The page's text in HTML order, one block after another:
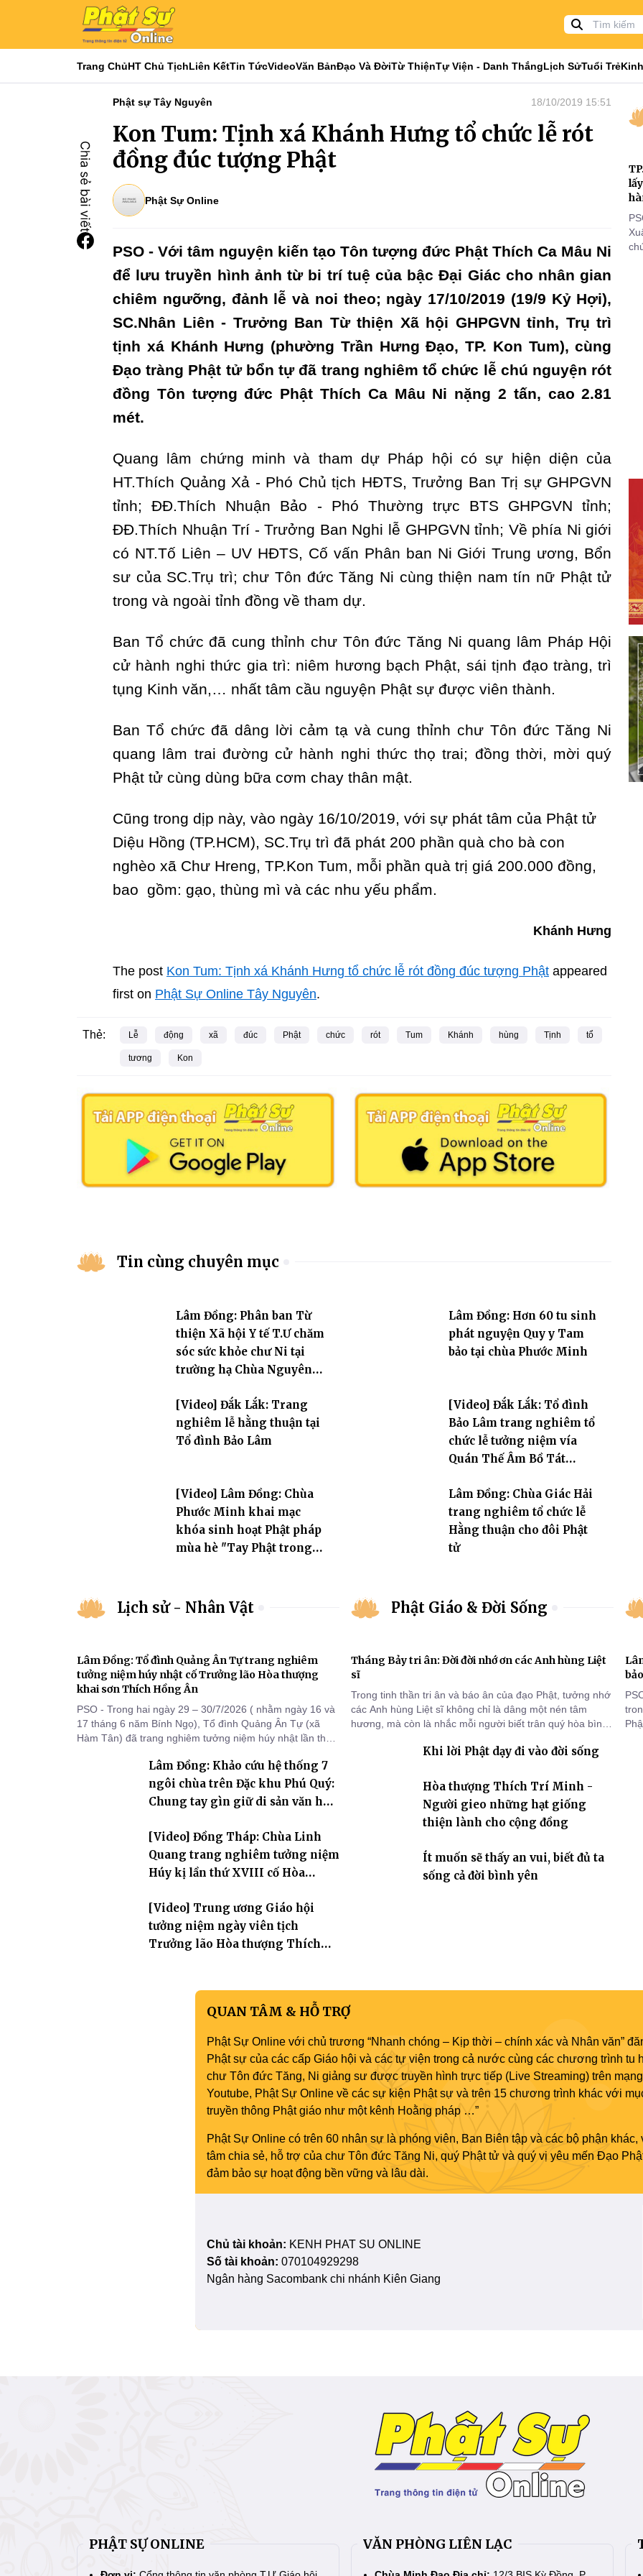
Trang ChủHT Chủ TịchLiên KếtTin TứcVideoVăn BảnĐạo Và ĐờiTừ ThiệnTự Viện - Danh ThắngLịch SửTuổi Trẻ
Phật sự Tây Nguyên 18/10/2019 15:51
Kon Tum: Tịnh xá Khánh Hưng tổ chức lễ rót
đồng đúc tượng Phật
Phật Sự Online
PSO - Với tâm nguyện kiến tạo Tôn tượng đức Phật Thích Ca Mâu Ni
để lưu truyền hình ảnh từ bi trí tuệ của bậc Đại Giác cho nhân gian
chiêm ngưỡng, đảnh lễ và noi theo; ngày 17/10/2019 (19/9 Kỷ Hợi),
SC.Nhân Liên - Trưởng Ban Từ thiện Xã hội GHPGVN tỉnh, Trụ trì
tịnh xá Khánh Hưng (phường Trần Hưng Đạo, TP. Kon Tum), cùng
Đạo tràng Phật tử bổn tự đã trang nghiêm tổ chức lễ chú nguyện rót
đồng Tôn tượng đức Phật Thích Ca Mâu Ni nặng 2 tấn, cao 2.81
mét.
Quang lâm chứng minh và tham dự Pháp hội có sự hiện diện của
HT.Thích Quảng Xả - Phó Chủ tịch HĐTS, Trưởng Ban Trị sự GHPGVN
tỉnh; ĐĐ.Thích Nhuận Bảo - Phó Thường trực BTS GHPGVN tỉnh;
ĐĐ.Thích Nhuận Trí - Trưởng Ban Nghi lễ GHPGVN tỉnh; Về phía Ni giới
có NT.Tố Liên – UV HĐTS, Cố vấn Phân ban Ni Giới Trung ương, Bổn
sư của SC.Trụ trì; chư Tôn đức Tăng Ni cùng thiện nam tín nữ Phật tử
trong và ngoài tỉnh đồng về tham dự.
Ban Tổ chức đã cung thỉnh chư Tôn đức Tăng Ni quang lâm Pháp Hội
cử hành nghi thức gia trì: niêm hương bạch Phật, sái tịnh đạo tràng, trì
tụng Kinh văn,… nhất tâm cầu nguyện Phật sự được viên thành.
Ban Tổ chức đã dâng lời cảm tạ và cung thỉnh chư Tôn đức Tăng Ni
quang lâm trai đường cử hành nghi thức thọ trai; đồng thời, mời quý
Phật tử cùng dùng bữa cơm chay thân mật.
Cũng trong dịp này, vào ngày 16/10/2019, với sự phát tâm của Phật tử
Diệu Hồng (TP.HCM), SC.Trụ trì đã phát 200 phần quà cho bà con
nghèo xã Chư Hreng, TP.Kon Tum, mỗi phần quà trị giá 200.000 đồng,
bao gồm: gạo, thùng mì và các nhu yếu phẩm.
Khánh Hưng
The post Kon Tum: Tịnh xá Khánh Hưng tổ chức lễ rót đồng đúc tượng Phật appeared
first on Phật Sự Online Tây Nguyên.
Thẻ: Lễ động xã đúc Phật chức rót Tum Khánh hùng Tịnh tổ
tương Kon
Tin cùng chuyên mục
Lâm Đồng: Phân ban Từ
thiện Xã hội Y tế T.Ư chăm
sóc sức khỏe chư Ni tại
trường hạ Chùa Nguyên
Lâm Đồng: Hơn 60 tu sinh
phát nguyện Quy y Tam
bảo tại chùa Phước Minh
[Video] Đắk Lắk: Trang
nghiêm lễ hằng thuận tại
Tổ đình Bảo Lâm
[Video] Đắk Lắk: Tổ đình
Bảo Lâm trang nghiêm tổ
chức lễ tưởng niệm vía
Quán Thế Âm Bồ Tát
bảo
[Video] Lâm Đồng: Chùa
Phước Minh khai mạc
khóa sinh hoạt Phật pháp
mùa hè "Tay Phật trong
Lâm Đồng: Chùa Giác Hải
trang nghiêm tổ chức lễ
Hằng thuận cho đôi Phật
tử
Lịch sử - Nhân Vật
Lâm Đồng: Tổ đình Quảng Ân Tự trang nghiêm
tưởng niệm húy nhật cố Trưởng lão Hòa thượng
khai sơn Thích Hồng Ân
PSO - Trong hai ngày 29 – 30/7/2026 ( nhằm ngày 16 và
17 tháng 6 năm Bính Ngọ), Tổ đình Quảng Ân Tự (xã
Hàm Tân) đã trang nghiêm tưởng niệm húy nhật lần thứ
hạ Ân – bậc khai sơn Tổ đình Quảng Ân. Chư Tôn đức
Tăng Ni, môn đồ pháp quyến cùng đông đảo thiện tín
Phật tử đã đồng vân tập về đạo tràng, th
Lâm Đồng: Khảo cứu hệ thống 7
ngôi chùa trên Đặc khu Phú Quý:
Chung tay gìn giữ di sản văn hóa
[Video] Đồng Tháp: Chùa Linh
Quang trang nghiêm tưởng niệm
Húy kị lần thứ XVIII cố Hòa
[Video] Trung ương Giáo hội
tưởng niệm ngày viên tịch
Trưởng lão Hòa thượng Thích
Phật Giáo & Đời Sống
Tháng Bảy tri ân: Đời đời nhớ ơn các Anh hùng Liệt
sĩ
Trong tinh thần tri ân và báo ân của đạo Phật, tưởng nhớ
các Anh hùng Liệt sĩ không chỉ là dâng một nén tâm
hương, mà còn là nhắc mỗi người biết trân quý hòa bình,
Khi lời Phật dạy đi vào đời sống
Hòa thượng Thích Trí Minh -
Người gieo những hạt giống
thiện lành cho cộng đồng
Ít muốn sẽ thấy an vui, biết đủ ta
sống cả đời bình yên
QUAN TÂM & HỖ TRỢ
Phật Sự Online với chủ trương “Nhanh chóng – Kịp thời – chính xác và Nhân văn”
Phật sự của các cấp Giáo hội và các tự viện trong cả nước cùng các chương trình tu
chư Tôn đức Tăng, Ni giảng sư được truyền hình trực tiếp (Live Streaming) trên
Youtube, Phật Sự Online về các sự kiện Phật sự và trên 15 chương trình khác với
truyền thông Phật giáo như một kênh Hoằng pháp …”
Phật Sự Online có trên 60 nhân sự là phóng viên, Ban Biên tập và các bộ phận khác,
tâm chia sẻ, hỗ trợ của chư Tôn đức Tăng Ni, quý Phật tử và quý vị yêu mến Đạo
đảm bảo sự hoạt động bền vững và lâu dài.
Chủ tài khoản: KENH PHAT SU ONLINE
Số tài khoản: 070104929298
Ngân hàng Sacombank chi nhánh Kiên Giang
PHẬT SỰ ONLINE VĂN PHÒNG LIÊN LẠC